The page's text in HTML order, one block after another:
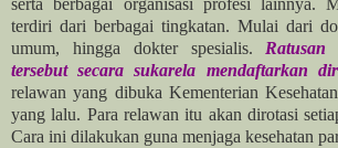
terdiri dari berbagai tingkatan. Mulai dari
umum, hingga dokter spesialis. Ratusan
tersebut secara sukarela mendaftarkan
relawan yang dibuka Kementerian
yang lalu. Para relawan itu akan dirotasi
Cara ini dilakukan guna menjaga kesehatan